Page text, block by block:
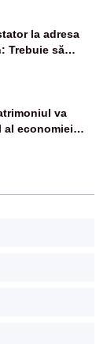
la adresa
Trebuie să
șținem omaneii
va
al economiei